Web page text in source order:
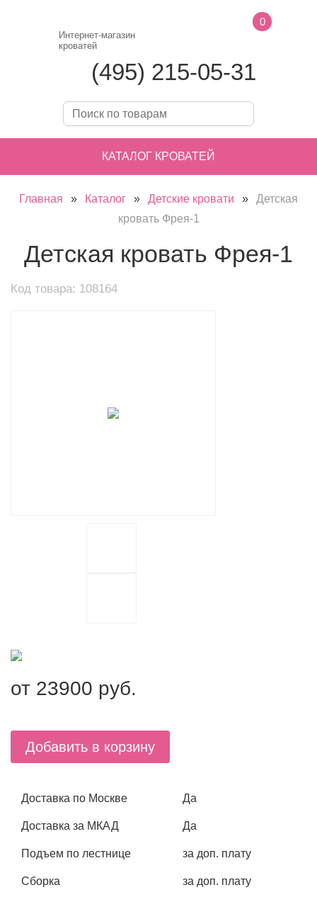
Интернет-магазин
кроватей
(495) 215-05-31
0
КАТАЛОГ КРОВАТЕЙ
Главная » Каталог » Детские кровати »
Детская
кровать Фрея-1
Детская кровать Фрея-1
Код товара: 108164
от 23900 руб.
Добавить в корзину
Доставка по Москве Да
Доставка за МКАД Да
Подъем по лестнице за доп. плату
Сборка за доп. плату